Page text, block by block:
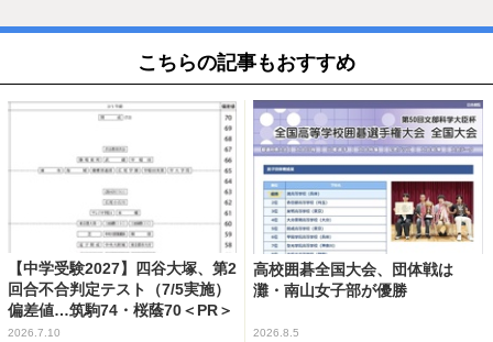
こちらの記事もおすすめ
【中学受験2027】四谷大塚、第2
回合不合判定テスト（7/5実施）
偏差値…筑駒74・桜蔭70＜PR＞
2026.7.10
高校囲碁全国大会、団体戦は
灘・南山女子部が優勝
2026.8.5